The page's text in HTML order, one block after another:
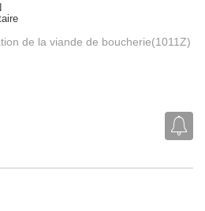
de la viande de boucherie(1011Z)